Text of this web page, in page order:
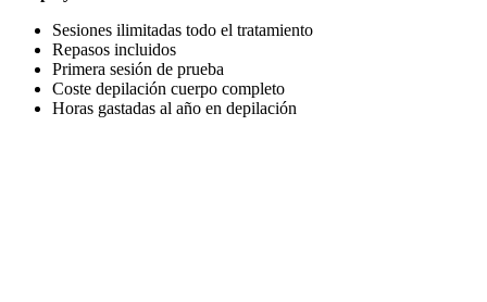
Sesiones ilimitadas todo el tratamiento
Repasos incluidos
Primera sesión de prueba
Coste depilación cuerpo completo
Horas gastadas al año en depilación